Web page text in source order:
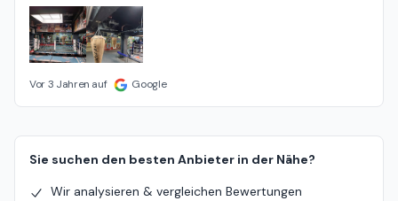
Vor 3 Jahren auf Google
Sie suchen den besten Anbieter in der Nähe?
Wir analysieren & vergleichen Bewertungen